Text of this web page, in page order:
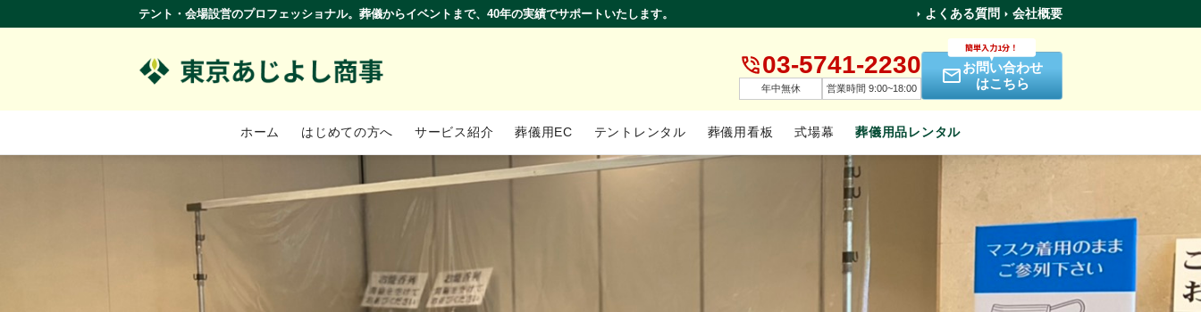
テント・会場設営のプロフェッショナル。葬儀からイベントまで、40年の実績でサポートいたします。 よくある質問 会社概要
03-5741-2230
年中無休 営業時間 9:00~18:00
簡単入力1分！
お問い合わせ
はこちら
ホーム はじめての方へ サービス紹介 葬儀用EC テントレンタル 葬儀用看板 式場幕 葬儀用品レンタル